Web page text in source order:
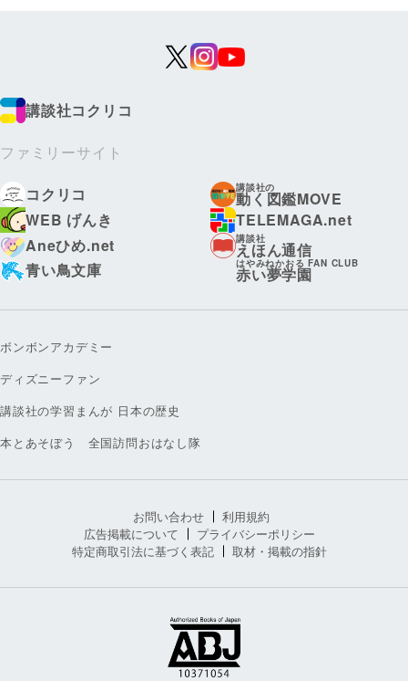
講談社コクリコ
ファミリーサイト
コクリコ
講談社の
動く図鑑MOVE
WEB げんき
TELEMAGA.net
Aneひめ.net
講談社
えほん通信
青い鳥文庫
はやみねかおる FAN CLUB
赤い夢学園
ボンボンアカデミー
ディズニーファン
講談社の学習まんが 日本の歴史
本とあそぼう 全国訪問おはなし隊
お問い合わせ
利用規約
広告掲載について
プライバシーポリシー
特定商取引法に基づく表記
取材・掲載の指針